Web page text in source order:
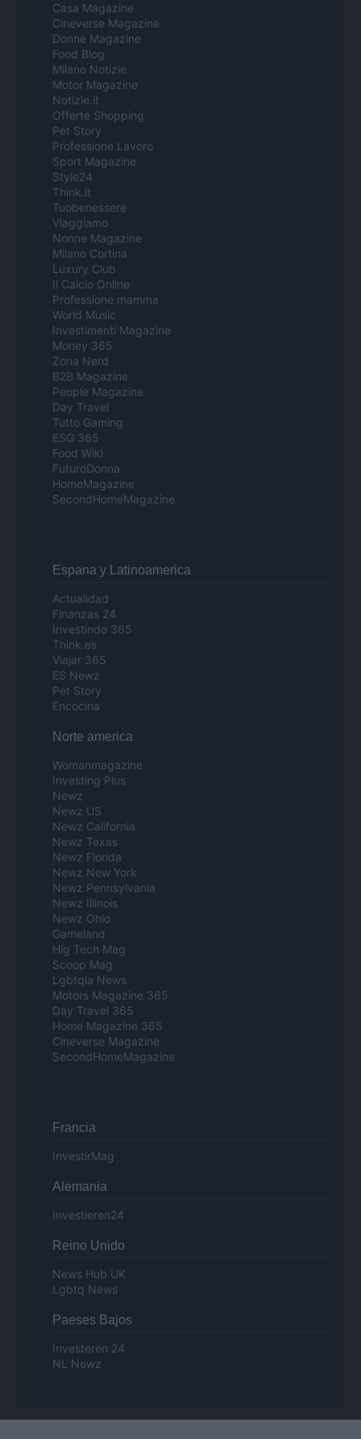
Casa Magazine
Cineverse Magazine
Donne Magazine
Food Blog
Milano Notizie
Motor Magazine
Notizie.it
Offerte Shopping
Pet Story
Professione Lavoro
Sport Magazine
Style24
Think.it
Tuobenessere
Viaggiamo
Nonne Magazine
Milano Cortina
Luxury Club
Il Calcio Online
Professione mamma
World Music
Investimenti Magazine
Money 365
Zona Nerd
B2B Magazine
People Magazine
Day Travel
Tutto Gaming
ESG 365
Food Wiki
FuturoDonna
HomeMagazine
SecondHomeMagazine
Espana y Latinoamerica
Actualidad
Finanzas 24
Investindo 365
Think.es
Viajar 365
ES Newz
Pet Story
Encocina
Norte america
Womanmagazine
Investing Plus
Newz
Newz US
Newz California
Newz Texas
Newz Florida
Newz New York
Newz Pennsylvania
Newz Illinois
Newz Ohio
Gameland
Hig Tech Mag
Scoop Mag
Lgbtqia News
Motors Magazine 365
Day Travel 365
Home Magazine 365
Cineverse Magazine
SecondHomeMagazine
Francia
InvestirMag
Alemania
Investieren24
Reino Unido
News Hub UK
Lgbtq News
Paeses Bajos
Investeren 24
NL Newz